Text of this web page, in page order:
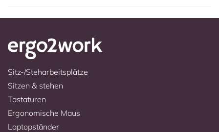
Sitz-/Steharbeitsplätze
Sitzen & stehen
Tastaturen
Ergonomische Maus
Laptopständer